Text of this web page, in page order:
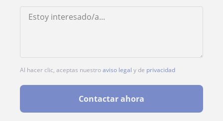
Al hacer clic, aceptas nuestroaviso legal y de privacidad
Contactar ahora